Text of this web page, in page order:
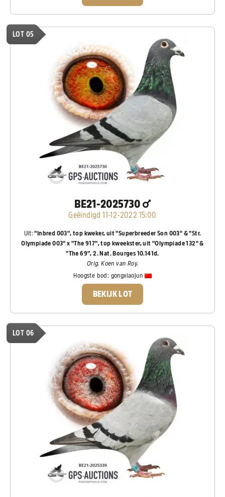
LOT 05
BE21-2025730
Geëindigd 11-12-2022 15:00
Uit: "Inbred 003", top kweker, uit "Superbreeder Son 003" & "Str.
Olympiade 003" x "The 917", top kweekster, uit "Olympiade 132" &
"The 69", 2. Nat. Bourges 10.141d.
Orig. Koen van Roy.
Hoogste bod: gongxiaojun
BEKIJK LOT
LOT 06